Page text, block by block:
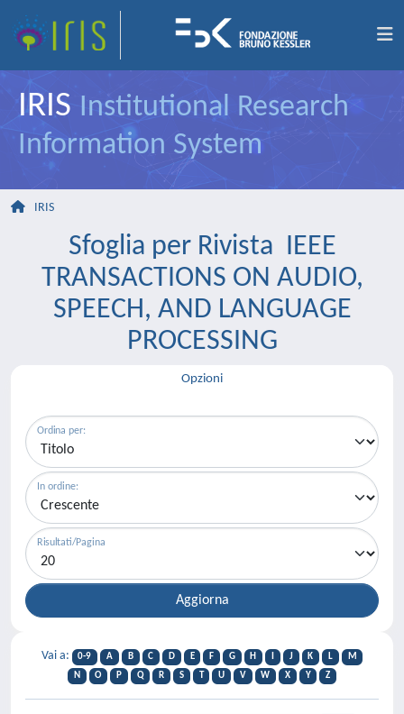
IRIS Institutional Research
Information System
IRIS
Sfoglia per Rivista IEEE
TRANSACTIONS ON AUDIO,
SPEECH, AND LANGUAGE
PROCESSING
Opzioni
Ordina per:
In ordine:
Risultati/Pagina
Vai a: 0-9 A B C D E F G H J K L
M
N
O P Q R S T U V W X Y Z